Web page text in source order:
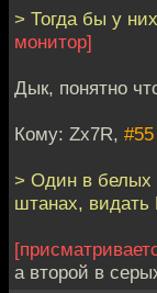
> Тогда бы у
монитор]
Дык, понятно
Кому: Zx7R, #55
> Один в белых
штанах,
а второй в